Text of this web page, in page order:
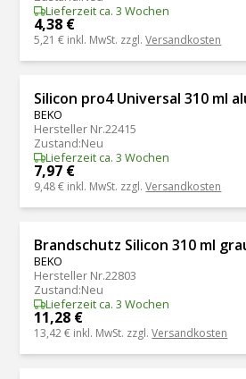
Lieferzeit ca. 3 Wochen
4,38 €
5,21 € inkl. MwSt. zzgl.Versandkosten
Silicon pro4 Universal 310 ml
BEKO
Hersteller Nr.22415
Zustand:Neu
Lieferzeit ca. 3 Wochen
7,97 €
9,48 € inkl. MwSt. zzgl.Versandkosten
Brandschutz Silicon 310 ml
BEKO
Hersteller Nr.22803
Zustand:Neu
Lieferzeit ca. 3 Wochen
11,28 €
13,42 € inkl. MwSt. zzgl.Versandkosten